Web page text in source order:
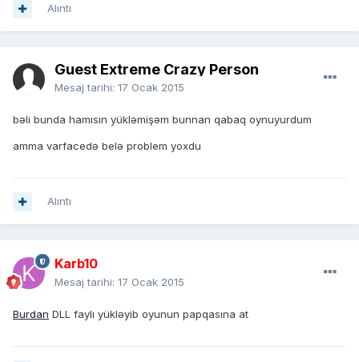
Alıntı
Guest Extreme Crazy Person
Mesaj tarihi: 17 Ocak 2015
bəli bunda hamısın yükləmişəm bunnan qabaq oynuyurdum
amma varfacedə belə problem yoxdu
Alıntı
Karb10
Mesaj tarihi: 17 Ocak 2015
Burdan DLL faylı yükləyib oyunun papqasına at